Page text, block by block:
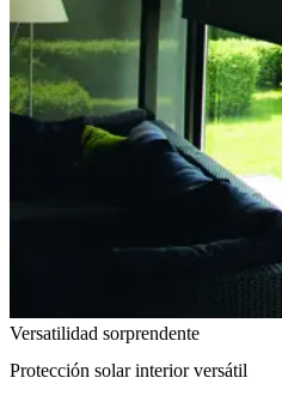
Versatilidad sorprendente
Protección solar interior versátil